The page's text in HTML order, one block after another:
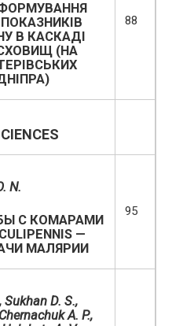
В КАСКАДІ
(НА
88
. N.
С КОМАРАМИ
—
МАЛЯРИИ
95
Sukhan D. S.,
A. P.,